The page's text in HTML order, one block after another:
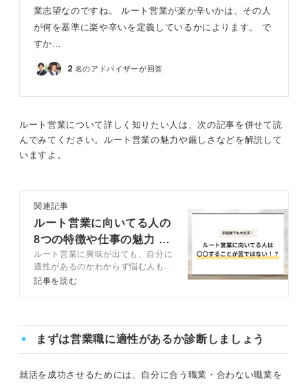
業志望なのですね。 ルート営業が楽か辛いかは、その人
が何を基準に楽や辛いを定義しているかによります。 で
すか…
2 名のアドバイザーが回答
ルート営業について詳しく知りたい人は、次の記事を併せて読
んでみてください。ルート営業の魅力や厳しさなどを解説して
いますよ。
関連記事
ルート営業に向いてる人の
8つの特徴や仕事の魅力・
厳しさを解説
ルート営業に興味が出ても、自分に
適性があるのかわからず悩む人もい
るかと思います。この記事では、ル
を深めて、自身に適性があるか見極
めましょう。
記事を読む
まずは営業職に適性があるか診断しましょう
就活を成功させるためには、自分に合う職業・合わない職業を